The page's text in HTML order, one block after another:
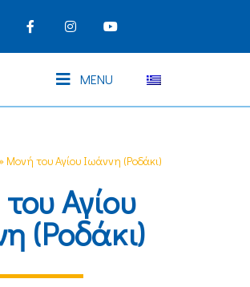
MENU
» Μονή του Αγίου Ιωάννη (Ροδάκι)
Αγίου
(Ροδάκι)